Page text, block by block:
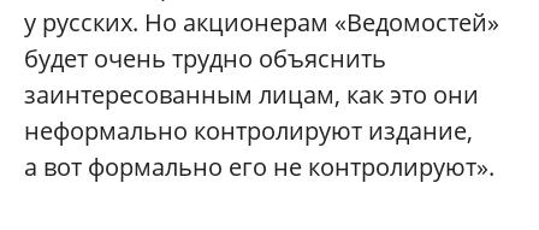
у русских. Но акционерам «Ведомостей»
будет очень трудно объяснить
заинтересованным лицам, как это они
неформально контролируют издание,
а вот формально его не контролируют».